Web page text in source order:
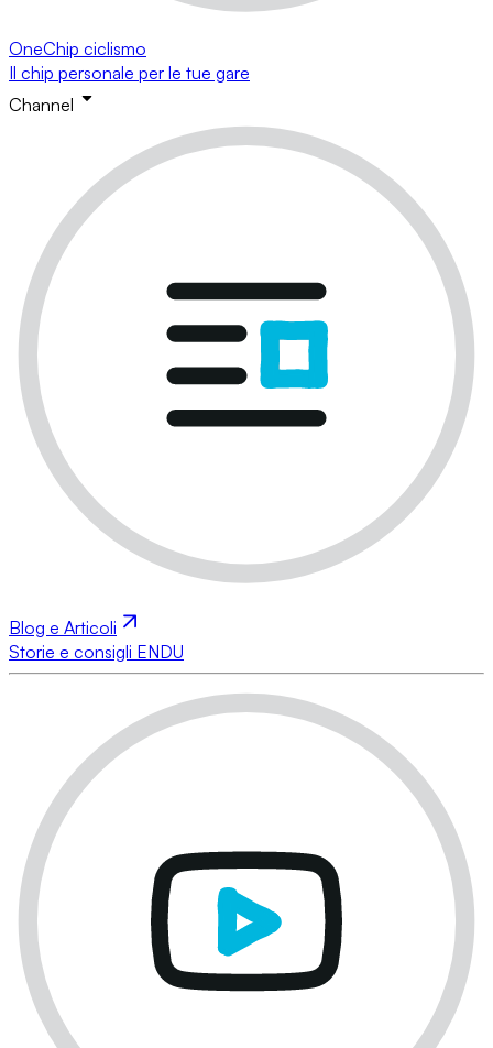
OneChip ciclismo
Il chip personale per le tue gare
Channel
Blog e Articoli
Storie e consigli ENDU